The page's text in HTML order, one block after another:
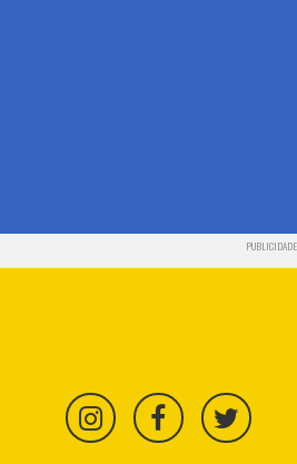
PUBLICIDADE